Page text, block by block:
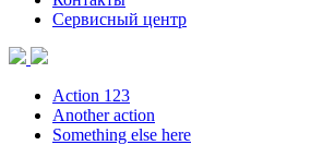
Сервисный центр
Action 123
Another action
Something else here